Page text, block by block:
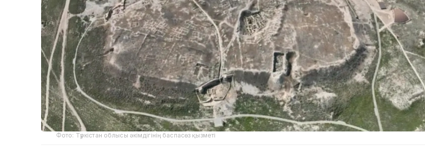
Фото: Түркістан облысы әкімдігінің баспасөз қызметі